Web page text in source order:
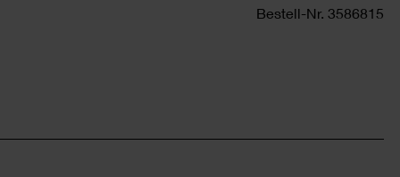
Bestell-Nr. 3586815